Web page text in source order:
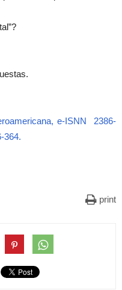
e-ISNN 2386-
364.
print